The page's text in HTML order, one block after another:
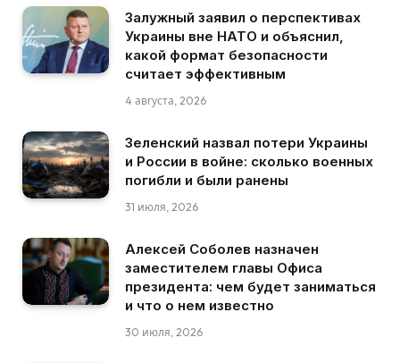
Залужный заявил о перспективах
Украины вне НАТО и объяснил,
какой формат безопасности
считает эффективным
4 августа, 2026
Зеленский назвал потери Украины
и России в войне: сколько военных
погибли и были ранены
31 июля, 2026
Алексей Соболев назначен
заместителем главы Офиса
президента: чем будет заниматься
и что о нем известно
30 июля, 2026